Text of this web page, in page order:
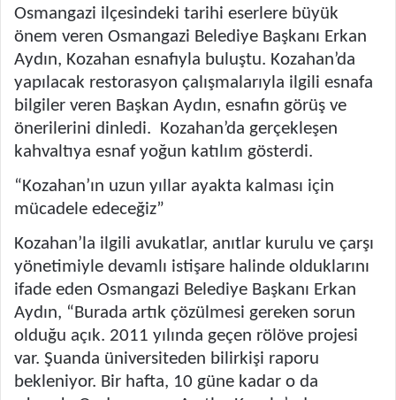
Osmangazi ilçesindeki tarihi eserlere büyük
önem veren Osmangazi Belediye Başkanı Erkan
Aydın, Kozahan esnafıyla buluştu. Kozahan’da
yapılacak restorasyon çalışmalarıyla ilgili esnafa
bilgiler veren Başkan Aydın, esnafın görüş ve
önerilerini dinledi. Kozahan’da gerçekleşen
kahvaltıya esnaf yoğun katılım gösterdi.
“Kozahan’ın uzun yıllar ayakta kalması için
mücadele edeceğiz”
Kozahan’la ilgili avukatlar, anıtlar kurulu ve çarşı
yönetimiyle devamlı istişare halinde olduklarını
ifade eden Osmangazi Belediye Başkanı Erkan
Aydın, “Burada artık çözülmesi gereken sorun
olduğu açık. 2011 yılında geçen rölöve projesi
var. Şuanda üniversiteden bilirkişi raporu
bekleniyor. Bir hafta, 10 güne kadar o da